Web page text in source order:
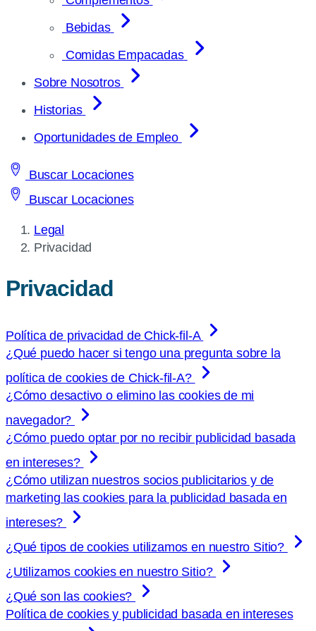
Bebidas
Comidas Empacadas
Sobre Nosotros
Historias
Oportunidades de Empleo
Buscar Locaciones
Buscar Locaciones
Legal
Current
Privacidad
Privacidad
Política de privacidad de Chick-fil-A
¿Qué puedo hacer si tengo una pregunta sobre la
política de cookies de Chick-fil-A?
¿Cómo desactivo o elimino las cookies de mi
navegador?
¿Cómo puedo optar por no recibir publicidad basada
en intereses?
¿Cómo utilizan nuestros socios publicitarios y de
marketing las cookies para la publicidad basada en
intereses?
¿Qué tipos de cookies utilizamos en nuestro Sitio?
¿Utilizamos cookies en nuestro Sitio?
¿Qué son las cookies?
Política de cookies y publicidad basada en intereses